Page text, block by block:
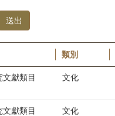
類別
獻類目
文化
獻類目
文化